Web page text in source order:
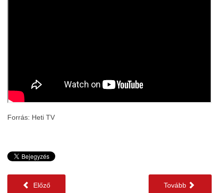
Forrás: Heti TV
Előző Tovább